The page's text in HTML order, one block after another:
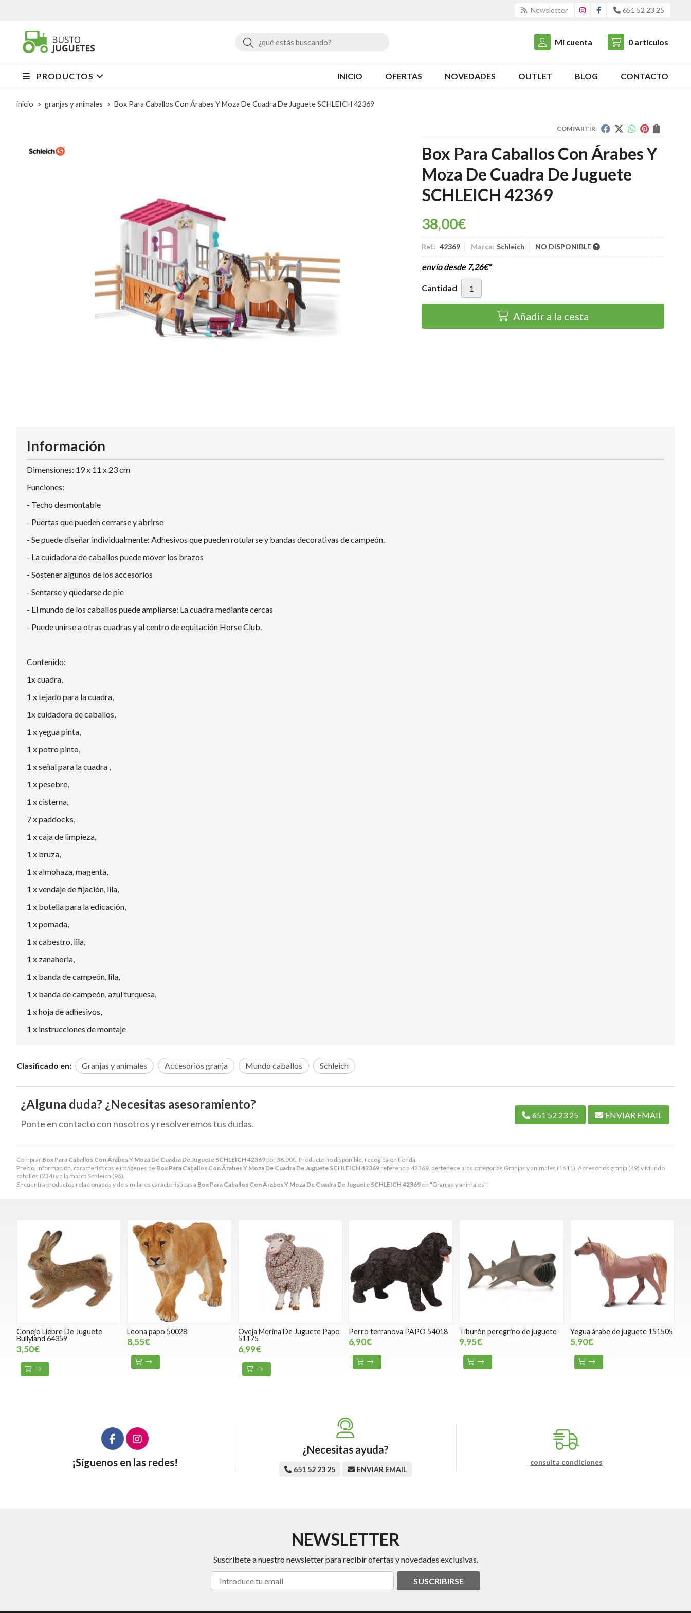
Newsletter 651 52 23 25
Buscar Mi cuenta 0 artículos
PRODUCTOS INICIO OFERTAS NOVEDADES OUTLET BLOG CONTACTO
inicio granjas y animales Box Para Caballos Con Árabes Y Moza De Cuadra De Juguete SCHLEICH 42369
COMPARTIR:
Box Para Caballos Con Árabes Y
Moza De Cuadra De Juguete
SCHLEICH 42369
38,00€
Ref.: 42369 Marca: Schleich NO DISPONIBLE
envío desde 7,26€*
Cantidad
Añadir a la cesta
Comprar Box Para Caballos Con Árabes Y Moza De Cuadra De Juguete SCHLEICH 42369 por38,00€ . Producto no disponible, recogida en tienda.
Precio, información, características e imágenes de Box Para Caballos Con Árabes Y Moza De Cuadra De Juguete SCHLEICH 42369 referencia 42369, pertenece a las categorías Granjas y animales (1611), Accesorios granja (49) y Mundo
caballos (234) y a la marca Schleich (96).
Encuentra productos relacionados y de similares características a Box Para Caballos Con Árabes Y Moza De Cuadra De Juguete SCHLEICH 42369 en "Granjas y animales".
Información
Dimensiones: 19 x 11 x 23 cm
Funciones:
- Techo desmontable
- Puertas que pueden cerrarse y abrirse
- Se puede diseñar individualmente: Adhesivos que pueden rotularse y bandas decorativas de campeón.
- La cuidadora de caballos puede mover los brazos
- Sostener algunos de los accesorios
- Sentarse y quedarse de pie
- El mundo de los caballos puede ampliarse: La cuadra mediante cercas
- Puede unirse a otras cuadras y al centro de equitación Horse Club.
Contenido:
1x cuadra,
1 x tejado para la cuadra,
1x cuidadora de caballos,
1 x yegua pinta,
1 x potro pinto,
1 x señal para la cuadra ,
1 x pesebre,
1 x cisterna,
7 x paddocks,
1 x caja de limpieza,
1 x bruza,
1 x almohaza, magenta,
1 x vendaje de fijación, lila,
1 x botella para la edicación,
1 x pomada,
1 x cabestro, lila,
1 x zanahoria,
1 x banda de campeón, lila,
1 x banda de campeón, azul turquesa,
1 x hoja de adhesivos,
1 x instrucciones de montaje
Clasificado en: Granjas y animales Accesorios granja Mundo caballos Schleich
¿Alguna duda? ¿Necesitas asesoramiento?
Ponte en contacto con nosotros y resolveremos tus dudas.
651 52 23 25 ENVIAR EMAIL
Conejo Liebre De Juguete
Bullyland 64359
3,50€
Leona papo 50028
8,55€
Oveja Merina De Juguete Papo
51175
6,99€
Perro terranova PAPO 54018
6,90€
Tiburón peregrino de juguete
9,95€
Yegua árabe de juguete 151505
5,90€
¡Síguenos en las redes!
¿Necesitas ayuda?
651 52 23 25 ENVIAR EMAIL
consulta condiciones
NEWSLETTER
Suscríbete a nuestro newsletter para recibir ofertas y novedades exclusivas.
SUSCRIBIRSE